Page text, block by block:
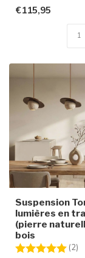
€115,95
Suspension
lumières en
(pierre
bois
Note:
(2)